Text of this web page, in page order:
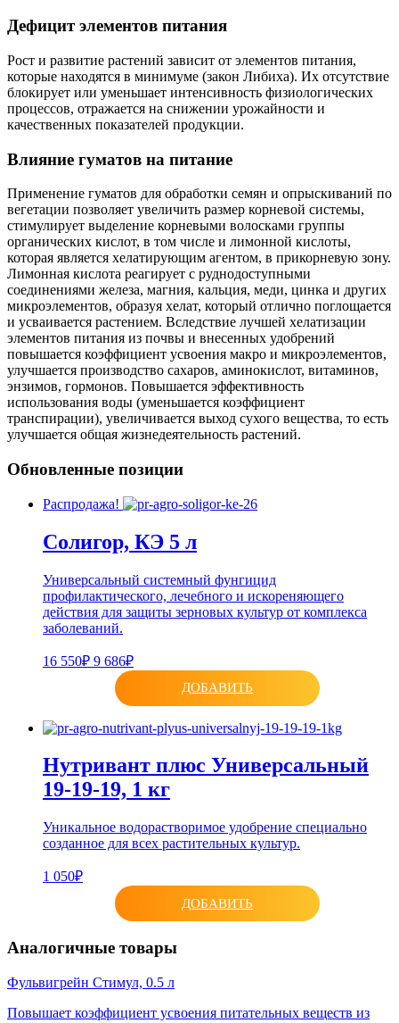
Дефицит элементов питания
Рост и развитие растений зависит от элементов питания,
которые находятся в минимуме (закон Либиха). Их отсутствие
блокирует или уменьшает интенсивность физиологических
процессов, отражается на снижении урожайности и
качественных показателей продукции.
Влияние гуматов на питание
Применение гуматов для обработки семян и опрыскиваний по
вегетации позволяет увеличить размер корневой системы,
стимулирует выделение корневыми волосками группы
органических кислот, в том числе и лимонной кислоты,
которая является хелатирующим агентом, в прикорневую зону.
Лимонная кислота реагирует с руднодоступными
соединениями железа, магния, кальция, меди, цинка и других
микроэлементов, образуя хелат, который отлично поглощается
и усваивается растением. Вследствие лучшей хелатизации
элементов питания из почвы и внесенных удобрений
повышается коэффициент усвоения макро и микроэлементов,
улучшается производство сахаров, аминокислот, витаминов,
энзимов, гормонов. Повышается эффективность
использования воды (уменьшается коэффициент
транспирации), увеличивается выход сухого вещества, то есть
улучшается общая жизнедеятельность растений.
Обновленные позиции
Распродажа!
Солигор, КЭ 5 л
Универсальный системный фунгицид
профилактического, лечебного и искореняющего
действия для защиты зерновых культур от комплекса
заболеваний.
16 550₽ 9 686₽
ДОБАВИТЬ
Нутривант плюс Универсальный
19-19-19, 1 кг
Уникальное водорастворимое удобрение специально
созданное для всех растительных культур.
1 050₽
ДОБАВИТЬ
Аналогичные товары
Фульвигрейн Стимул, 0.5 л
Повышает коэффициент усвоения питательных веществ из